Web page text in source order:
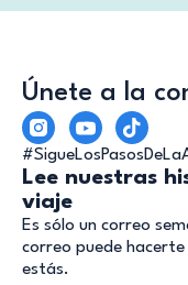
Únete a la
Lee nuestras
viaje
Es sólo un correo
correo puede
estás.